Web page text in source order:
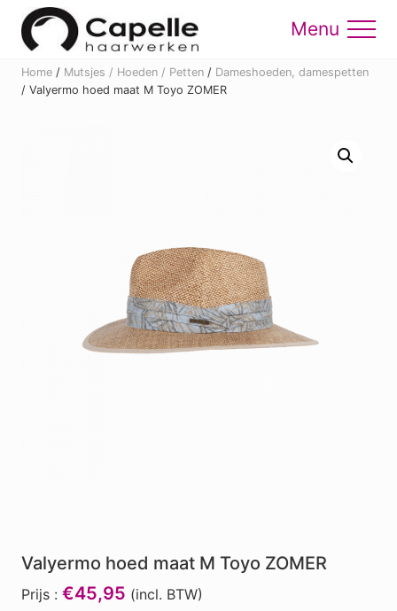
Menu
Skip
content
Skip
Menu
Home / Mutsjes / Hoeden / Petten / Dameshoeden, damespetten
/ Valyermo hoed maat M Toyo ZOMER
Valyermo hoed maat M Toyo ZOMER
Prijs : €45,95 (incl. BTW)